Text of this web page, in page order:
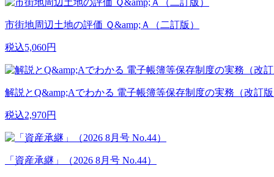
市街地周辺土地の評価 Ｑ&amp;Ａ（二訂版）
税込5,060円
解説とQ&amp;Aでわかる 電子帳簿等保存制度の実務（改訂
税込2,970円
「資産承継」（2026 8月号 No.44）